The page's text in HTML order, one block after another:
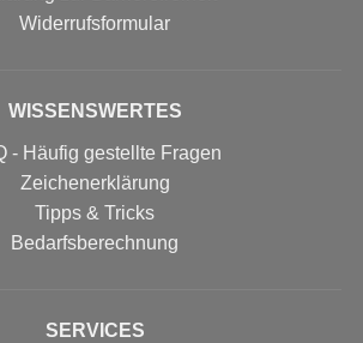
Widerrufs­formular
WISSENSWERTES
- Häufig gestellte Fragen
Zeichenerklärung
Tipps & Tricks
Bedarfsberechnung
SERVICES